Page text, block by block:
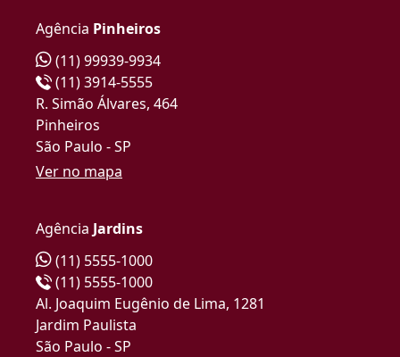
Agência Pinheiros
(11) 99939-9934
(11) 3914-5555
R. Simão Álvares, 464
Pinheiros
São Paulo - SP
Ver no mapa
Agência Jardins
(11) 5555-1000
(11) 5555-1000
Al. Joaquim Eugênio de Lima, 1281
Jardim Paulista
São Paulo - SP